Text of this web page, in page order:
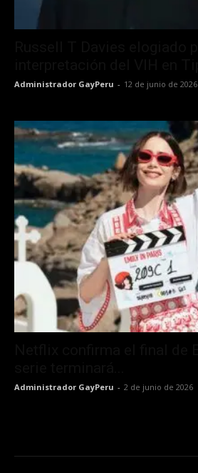
Administrador GayPeru - 12 de junio de 2026
Administrador GayPeru - 2 de junio de 2026